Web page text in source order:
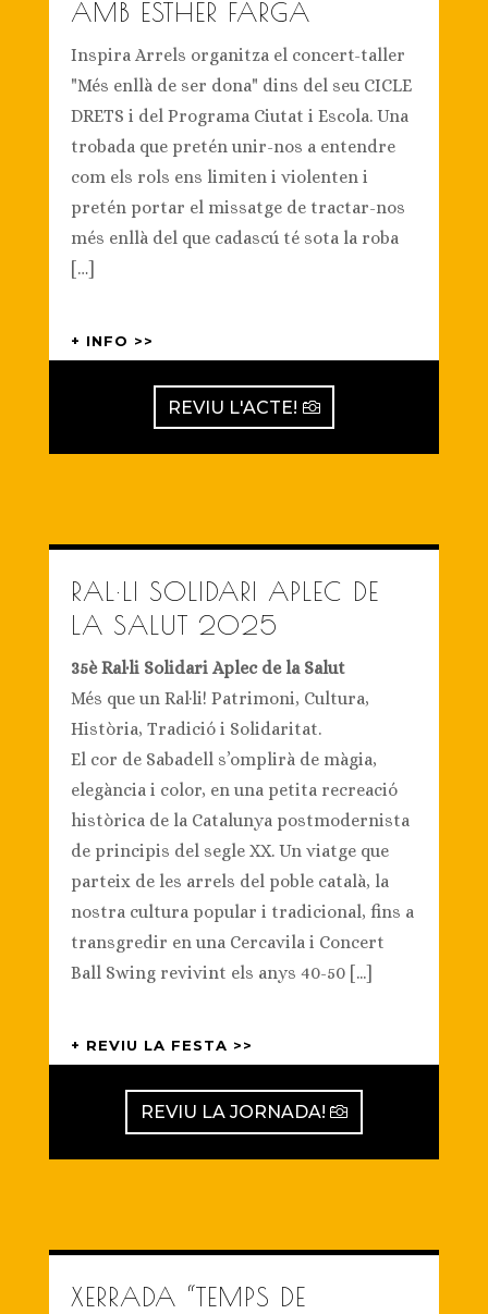
AMB ESTHER FARGA
Inspira Arrels organitza el concert-taller
"Més enllà de ser dona" dins del seu CICLE
DRETS i del Programa Ciutat i Escola. Una
trobada que pretén unir-nos a entendre
com els rols ens limiten i violenten i
pretén portar el missatge de tractar-nos
més enllà del que cadascú té sota la roba
[…]
+ INFO >>
REVIU L'ACTE!
RAL·LI SOLIDARI APLEC DE
LA SALUT 2025
35è Ral·li Solidari Aplec de la Salut
Més que un Ral·li! Patrimoni, Cultura,
Història, Tradició i Solidaritat.
El cor de Sabadell s’omplirà de màgia,
elegància i color, en una petita recreació
històrica de la Catalunya postmodernista
de principis del segle XX. Un viatge que
parteix de les arrels del poble català, la
nostra cultura popular i tradicional, fins a
transgredir en una Cercavila i Concert
Ball Swing revivint els anys 40-50 [...]
+ REVIU LA FESTA >>
REVIU LA JORNADA!
XERRADA “TEMPS DE